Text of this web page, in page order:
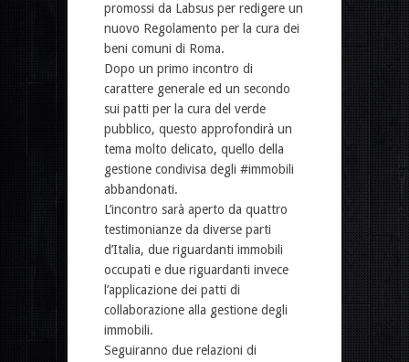
promossi da Labsus per redigere un
nuovo Regolamento per la cura dei
beni comuni di Roma.
Dopo un primo incontro di
carattere generale ed un secondo
sui patti per la cura del verde
pubblico, questo approfondirà un
tema molto delicato, quello della
gestione condivisa degli #immobili
abbandonati.
L’incontro sarà aperto da quattro
testimonianze da diverse parti
d’Italia, due riguardanti immobili
occupati e due riguardanti invece
l’applicazione dei patti di
collaborazione alla gestione degli
immobili.
Seguiranno due relazioni di